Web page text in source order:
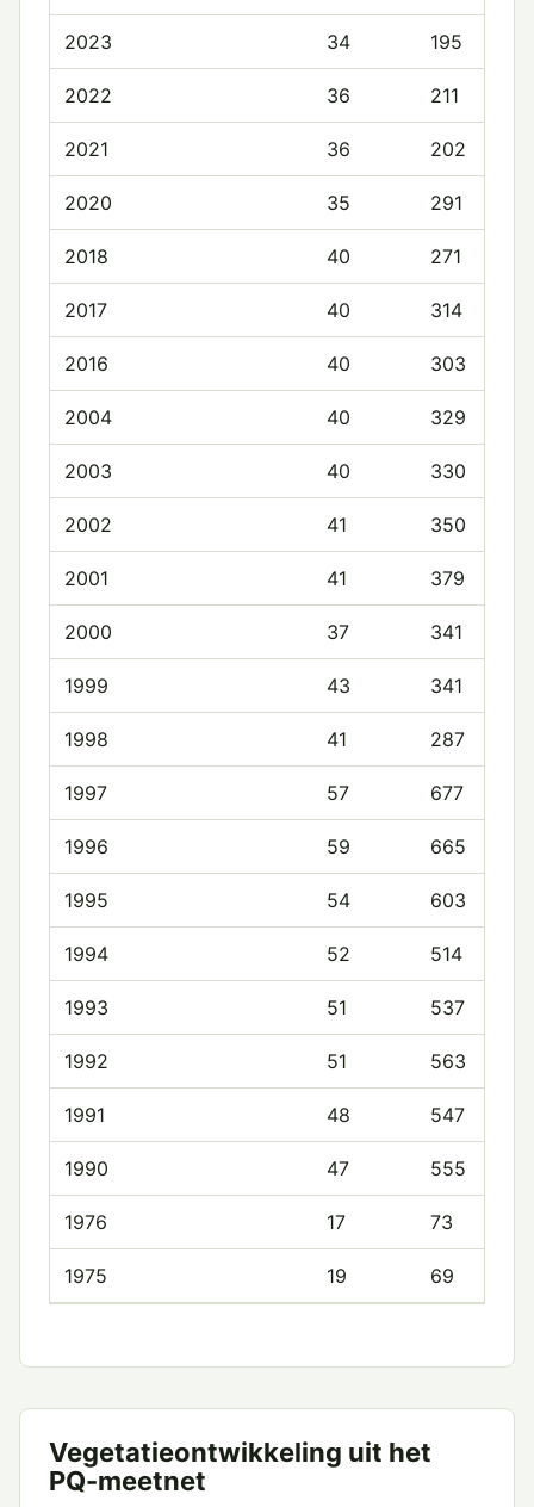
2023 34 195
2022 36 211
2021 36 202
2020 35 291
2018 40 271
2017 40 314
2016 40 303
2004 40 329
2003 40 330
2002 41 350
2001 41 379
2000 37 341
1999 43 341
1998 41 287
1997 57 677
1996 59 665
1995 54 603
1994 52 514
1993 51 537
1992 51 563
1991 48 547
1990 47 555
1976 17 73
1975 19 69
Vegetatieontwikkeling uit het
PQ-meetnet